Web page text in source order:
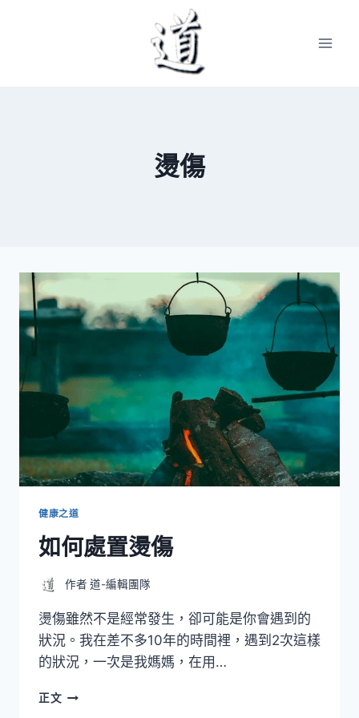
燙傷
健康之道
如何處置燙傷
作者 道-編輯團隊
燙傷雖然不是經常發生，卻可能是你會遇到的
狀況。我在差不多10年的時間裡，遇到2次這樣
的狀況，一次是我媽媽，在用…
正文如